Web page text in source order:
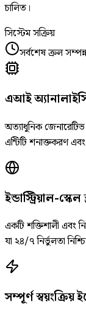
চালিত।
সিস্টেম সক্রিয়
সর্বশেষ ক্রল সম্পন্ন
এআই
অত্যাধুনিক
এন্টিটি শনাক্তকরণ এবং
ইন্ডাস্ট্রিয়াল-স্কেল
একটি শক্তিশালী এবং
যা ২৪/৭ নির্ভুলতা
সম্পূর্ণ স্বয়ংক্রিয়